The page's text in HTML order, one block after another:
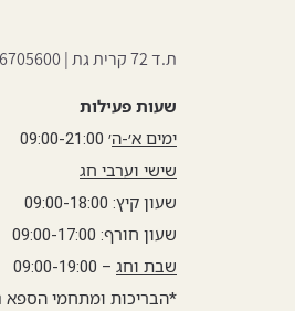
ת.ד 72 קרית גת |
שעות פעילות
ימים א׳-ה׳ 09:00-21:00
שישי וערבי חג
שעון קיץ: 09:00-18:00
שעון חורף: 09:00-17:00
שבת וחג – 09:00-19:00
*הבריכות ומתחמי הספא